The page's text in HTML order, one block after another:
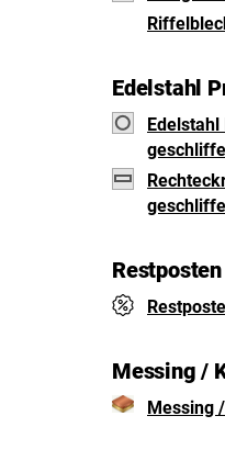
Edelstahl
Edelstahl
Restposten
Messing /
Messing